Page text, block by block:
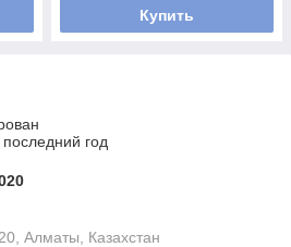
Купить
год
Алматы, Казахстан